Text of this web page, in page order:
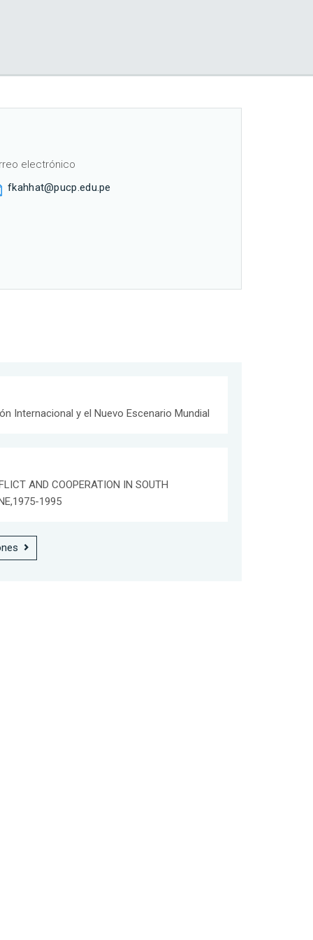
electrónico
fkahhat@pucp.edu.pe
Internacional y el Nuevo Escenario Mundial
AND COOPERATION IN SOUTH
1995